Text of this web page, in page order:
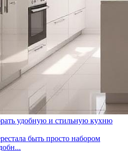
удобную и стильную кухню
быть просто набором